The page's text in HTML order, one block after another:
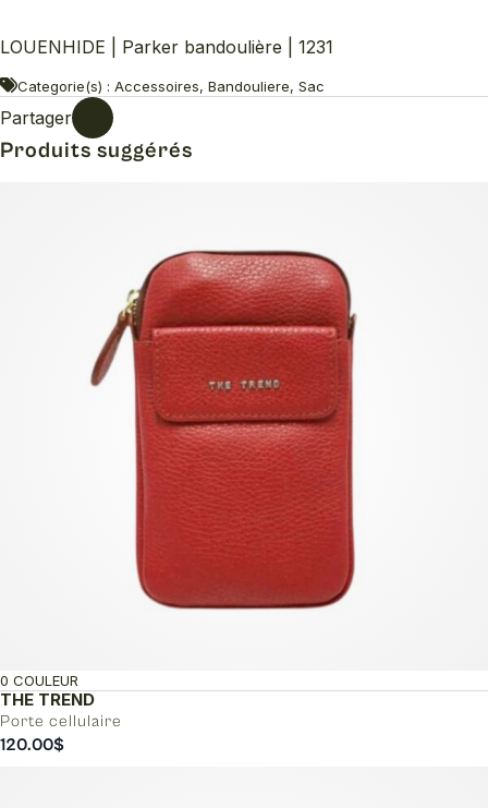
LOUENHIDE | Parker bandoulière | 1231
Categorie(s) : Accessoires, Bandouliere, Sac
Partager
Produits suggérés
THE TREND
Porte cellulaire
0 COULEUR
120.00$